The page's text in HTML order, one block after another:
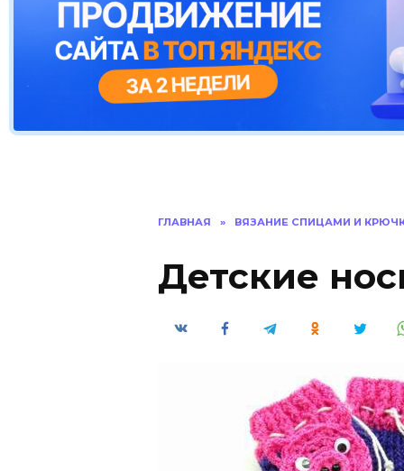
ГЛАВНАЯ » ВЯЗАНИЕ СПИЦАМИ И
Детские